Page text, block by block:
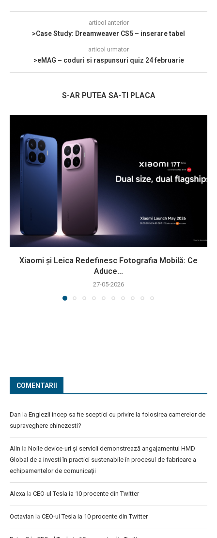
articol anterior
>Case Study: Dreamweaver CS5 – inserare tabel
articol urmator
>eMAG – coduri si raspunsuri quiz 24 februarie
S-AR PUTEA SA-TI PLACA
Xiaomi și Leica Redefinesc Fotografia Mobilă: Ce
Aduce...
27-05-2026
COMENTARII
Dan la Englezii incep sa fie sceptici cu privire la folosirea camerelor de
supraveghere chinezesti?
Alin la Noile device-uri și servicii demonstrează angajamentul HMD
Global de a investi în practici sustenabile în procesul de fabricare a
echipamentelor de comunicații
Alexa la CEO-ul Tesla ia 10 procente din Twitter
Octavian la CEO-ul Tesla ia 10 procente din Twitter